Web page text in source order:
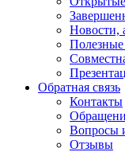
Новости,
Обратная связь
Контакты
Вопросы
Отзывы